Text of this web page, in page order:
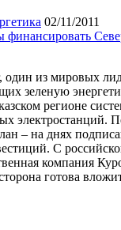
02/11/2011
один из мировых
зеленую
регионе
электростанций.
– на днях
С
компания
готова